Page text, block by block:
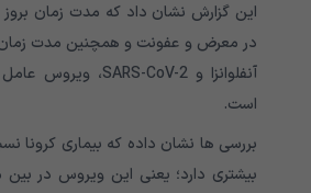
این گزارش نشان داد که مدت زمان بروز
در معرض و عفونت و همچنین مدت زمان
است.
بررسی ها نشان داده که بیماری کرونا
بیشتری دارد؛ یعنی این ویروس در